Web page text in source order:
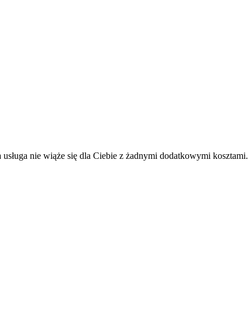
nie wiąże się dla Ciebie z żadnymi dodatkowymi kosztami.